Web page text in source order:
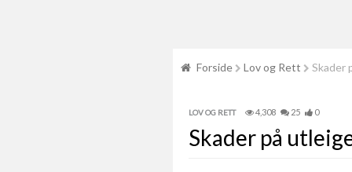
Forside Lov og Rett Skader
LOV OG RETT 4,308 25 0
Skader på